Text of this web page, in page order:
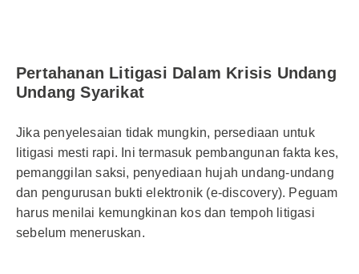
Pertahanan Litigasi Dalam Krisis Undang
Undang Syarikat
Jika penyelesaian tidak mungkin, persediaan untuk
litigasi mesti rapi. Ini termasuk pembangunan fakta kes,
pemanggilan saksi, penyediaan hujah undang-undang
dan pengurusan bukti elektronik (e-discovery). Peguam
harus menilai kemungkinan kos dan tempoh litigasi
sebelum meneruskan.